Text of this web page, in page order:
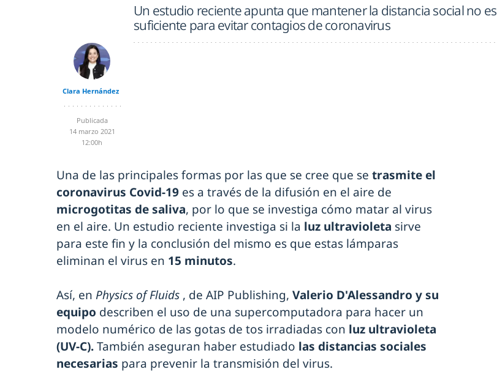
Un estudio reciente apunta que mantener la distancia social no es
suficiente para evitar contagios de coronavirus
Clara Hernández
Publicada
14 marzo 2021
12:00h
Una de las principales formas por las que se cree que se trasmite el
coronavirus Covid-19 es a través de la difusión en el aire de
microgotitas de saliva, por lo que se investiga cómo matar al virus
en el aire. Un estudio reciente investiga si la luz ultravioleta sirve
para este fin y la conclusión del mismo es que estas lámparas
eliminan el virus en 15 minutos.
Así, en Physics of Fluids , de AIP Publishing, Valerio D'Alessandro y su
equipo describen el uso de una supercomputadora para hacer un
modelo numérico de las gotas de tos irradiadas con luz ultravioleta
(UV-C).También aseguran haber estudiado las distancias sociales
necesarias para prevenir la transmisión del virus.